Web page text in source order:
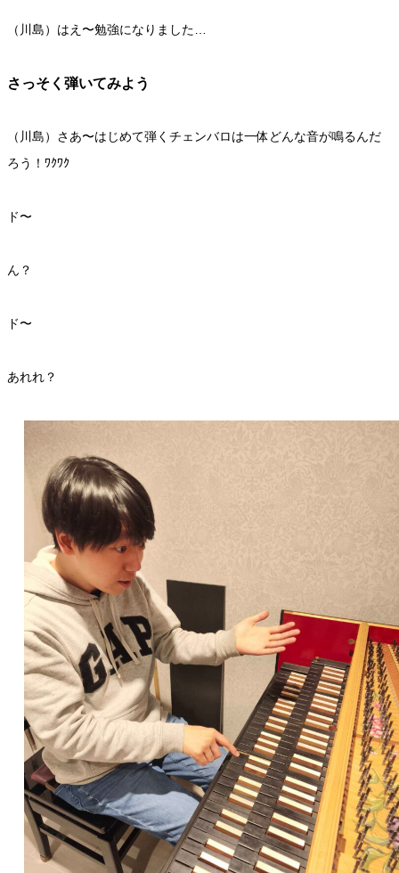
（川島）はえ〜勉強になりました…
さっそく弾いてみよう
（川島）さあ〜はじめて弾くチェンバロは一体どんな音が鳴るんだ
ろう！ﾜｸﾜｸ
ド〜
ん？
ド〜
あれれ？